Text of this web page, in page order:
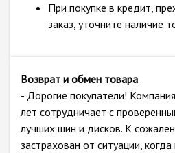
При покупке в кредит,
заказ, уточните наличие
Возврат и обмен товара
- Дорогие покупатели!
лет сотрудничает с
лучших шин и дисков. К
застрахован от ситуации,